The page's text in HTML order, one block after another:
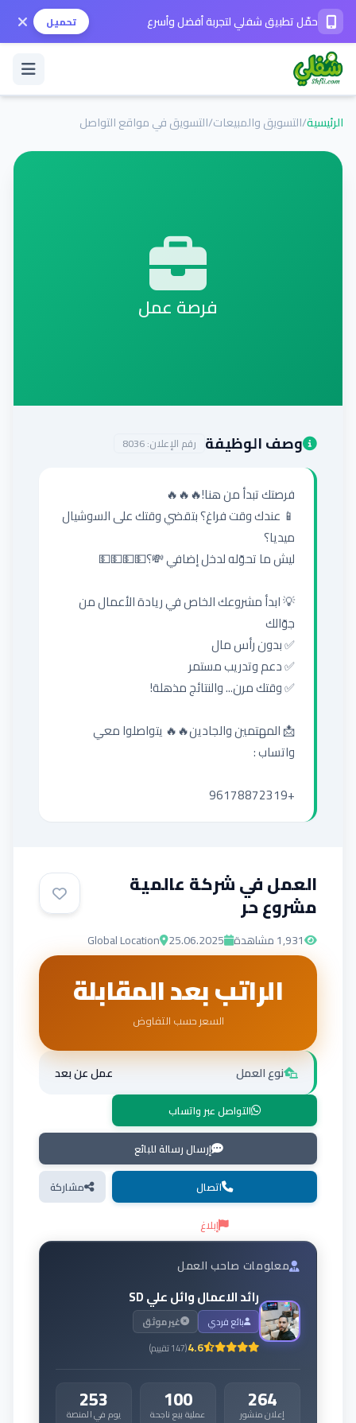
حمّل تطبيق شفلي لتجربة أفضل وأسرع تحميل
تسجيل الدخول / حساب جديدالرئيسية/التسويق والمبيعات/التسويق في مواقع التواصل
فرصة عمل
وصف الوظيفة رقم الإعلان:8036
+96178872319
العمل في شركة عالمية
مشروع حر
1,931مشاهدة 25.06.2025
Global Location
الراتب بعد المقابلة
السعر حسب التفاوض
نوع العمل عمل عن بعد
التواصل عبر واتساب
إرسال رسالة للبائع
اتصال
مشاركة
إبلاغ
معلومات صاحب العمل
رائد الاعمال وائل علي SD
بائع فردي غير موثق
4.6
(
147تقييم)
264
إعلان منشور 100
عملية بيع ناجحة 253
يوم في المنصة